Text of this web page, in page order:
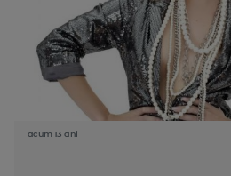
acum 13 ani